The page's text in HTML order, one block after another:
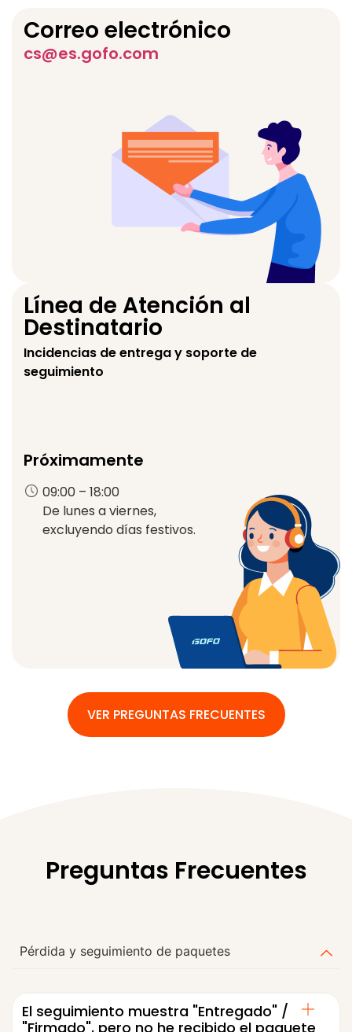
Correo electrónico
cs@es.gofo.com
Línea de Atención al
Destinatario
Incidencias de entrega y soporte de
seguimiento
Próximamente
09:00 – 18:00
De lunes a viernes,
excluyendo días festivos.
VER PREGUNTAS FRECUENTES
Preguntas Frecuentes
Pérdida y seguimiento de paquetes
El seguimiento muestra "Entregado" /
"Firmado", pero no he recibido el paquete